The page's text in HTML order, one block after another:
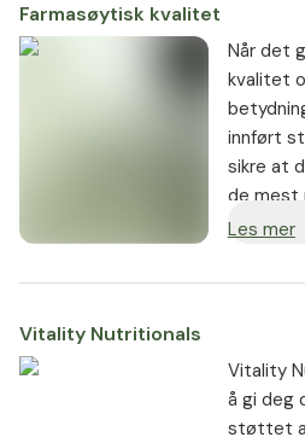
Farmasøytisk kvalitet
Når det
kvalitet
innført
sikre at
de mest
Les mer
Vitality Nutritionals
Vitality
å gi deg
støttet